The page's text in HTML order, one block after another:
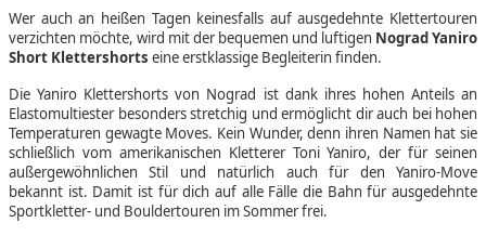
Wer auch an heißen Tagen keinesfalls auf ausgedehnte Klettertouren
verzichten möchte, wird mit der bequemen und luftigen Nograd Yaniro
Short Klettershorts eine erstklassige Begleiterin finden.
Die Yaniro Klettershorts von Nograd ist dank ihres hohen Anteils an
Elastomultiester besonders stretchig und ermöglicht dir auch bei hohen
Temperaturen gewagte Moves. Kein Wunder, denn ihren Namen hat sie
schließlich vom amerikanischen Kletterer Toni Yaniro, der für seinen
außergewöhnlichen Stil und natürlich auch für den Yaniro-Move
bekannt ist. Damit ist für dich auf alle Fälle die Bahn für ausgedehnte
Sportkletter- und Bouldertouren im Sommer frei.